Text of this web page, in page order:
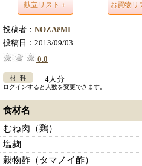
献立リスト＋ お買物リ
投稿者： NOZAёMI
投稿日： 2013/09/03
0.0
4人分
ログインすると人数を変更できます。
食材名
むね肉（鶏）
塩麹
穀物酢（タマノイ酢）